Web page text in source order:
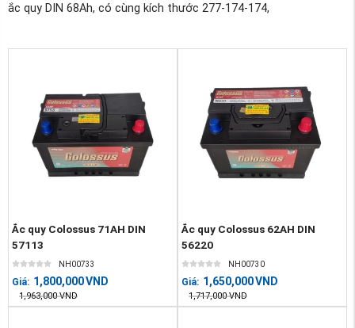
ắc quy DIN 68Ah, có cùng kích thước 277-174-174,
Ắc quy Colossus 71AH DIN
57113
NH00733
Giá: 1,800,000VND
1,963,000 VND
Ắc quy Colossus 62AH DIN
56220
NH00730
Giá: 1,650,000VND
1,717,000 VND